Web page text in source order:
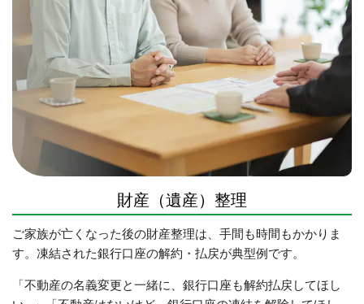
財産（遺産）整理
ご家族が亡くなった後の財産整理は、手間も時間もかかりま
す。凍結された銀行口座の解約・払戻が典型例です。
「不動産の名義変更と一緒に、銀行口座も解約払戻してほし